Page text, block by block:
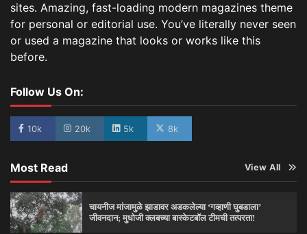
sites. Amazing, fast-loading modern magazines theme
for personal or editorial use. You’ve literally never seen
or used a magazine that looks or works like this
before.
Follow Us On:
10k 20k 5k 8k
Most Read View All
चायनीज मांजामुळे झाडावर अडकलेल्या ‘गव्हाणी घुबडाला’
जीवनदान; मुधोजी क्लबच्या बास्केटबॉल टीमची तत्परता!